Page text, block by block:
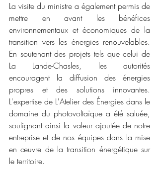
La visite du ministre a également permis de
mettre en avant les bénéfices
environnementaux et économiques de la
transition vers les énergies renouvelables.
En soutenant des projets tels que celui de
La Lande-Chasles, les autorités
encouragent la diffusion des énergies
propres et des solutions innovantes.
L'expertise de L'Atelier des Énergies dans le
domaine du photovoltaïque a été saluée,
soulignant ainsi la valeur ajoutée de notre
entreprise et de nos équipes dans la mise
en œuvre de la transition énergétique sur
le territoire.